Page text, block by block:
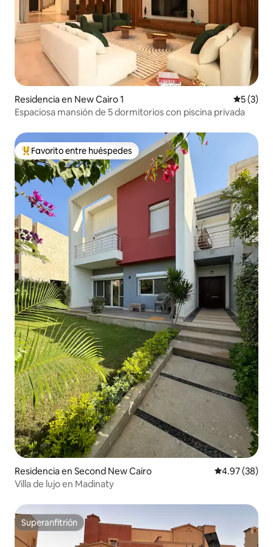
Residencia en New Cairo 1
5 (3)
Espaciosa mansión de 5 dormitorios con piscina privada
De los mejores en Favorito entre huéspedes
Favorito entre huéspedes
Residencia en Second New Cairo Calificación
4.97 (38)
Villa de lujo en Madinaty
Superanfitrión
Superanfitrión